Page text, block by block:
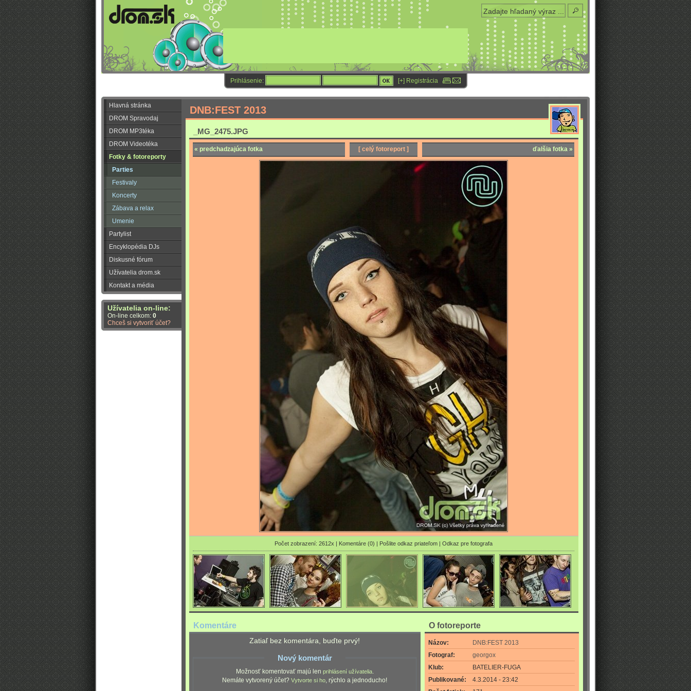
Prihlásenie: [+] Registrácia
Hlavná stránka
DROM Spravodaj
DROM MP3téka
DROM Videotéka
Fotky & fotoreporty
Parties
Festivaly
Koncerty
Zábava a relax
Umenie
Partylist
Encyklopédia DJs
Diskusné fórum
Užívatelia drom.sk
Kontakt a média
Užívatelia on-line:
On-line celkom: 0
Chceš si vytvoriť účet?
DNB:FEST 2013
_MG_2475.JPG
« predchadzajúca fotka [ celý fotoreport ] ďalšia fotka »
Počet zobrazení: 2612x | Komentáre (0) | Pošlite odkaz priateľom | Odkaz pre fotografa
Komentáre
Zatiaľ bez komentára, buďte prvý!
Nový komentár
Možnosť komentovať majú len prihlásení užívatelia.
Nemáte vytvorený účet? Vytvorte si ho , rýchlo a jednoducho!
O fotoreporte
Názov:
DNB:FEST 2013
Fotograf:
georgox
Klub:
BATELIER-FUGA
Publikované:
4.3.2014 - 23:42